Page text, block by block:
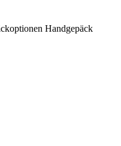
Handgepäck